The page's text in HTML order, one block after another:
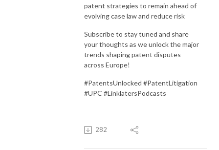
patent strategies to remain ahead of
evolving case law and reduce risk
Subscribe to stay tuned and share
your thoughts as we unlock the major
trends shaping patent disputes
across Europe!
#PatentsUnlocked #PatentLitigation
#UPC #LinklatersPodcasts
282